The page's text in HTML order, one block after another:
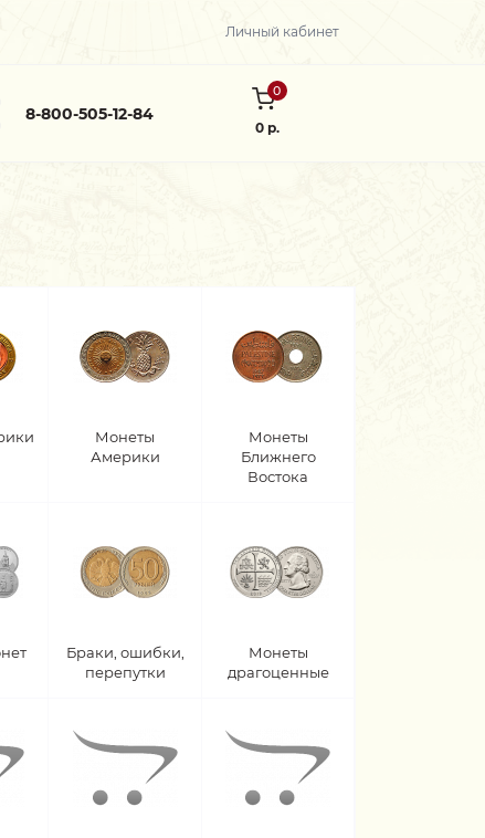
Личный кабинет
8-800-505-12-84
0
0 р.
Монеты
Америки
Монеты
Ближнего
Востока
Браки, ошибки,
перепутки
Монеты
драгоценные